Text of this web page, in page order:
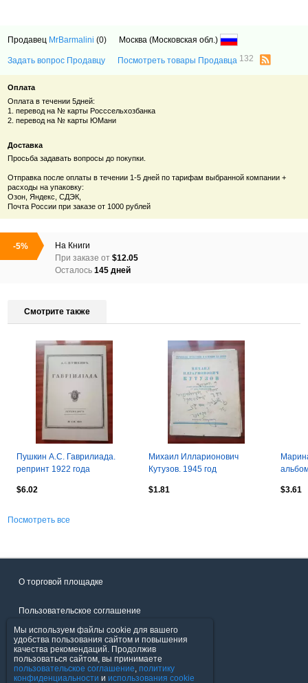
Продавец MrBarmalini (0) Москва (Московская обл.)
Задать вопрос Продавцу Посмотреть товары Продавца 132
Оплата
Оплата в течении 5дней:
1. перевод на № карты Росссельхозбанка
2. перевод на № карты ЮМани
Доставка
Просьба задавать вопросы до покупки.
Отправка после оплаты в течении 1-5 дней по тарифам выбранной компании +
расходы на упаковку:
Озон, Яндекс, СДЭК,
Почта России при заказе от 1000 рублей
-5% На Книги
При заказе от $12.05
Осталось 145 дней
Смотрите также
Пушкин А.С. Гаврилиада.
репринт 1922 года
$6.02
Михаил Илларионович
Кутузов. 1945 год
$1.81 $3.61
Посмотреть все
О торговой площадке
Пользовательское соглашение
Политика конфиденциальности
Продавцы
Мы используем файлы cookie для вашего
удобства пользования сайтом и повышения
качества рекомендаций. Продолжив
пользоваться сайтом, вы принимаете
пользовательское соглашение, политику
конфиденциальности и использования cookie